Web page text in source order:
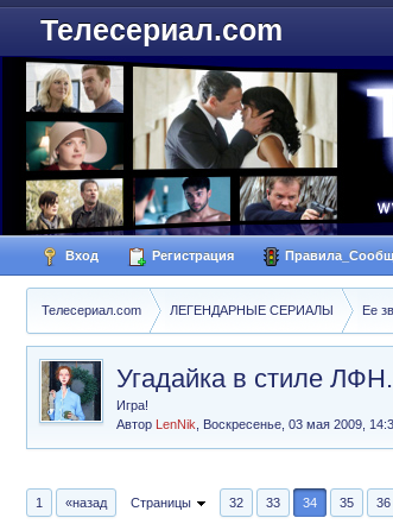
Телесериал.com
Вход Регистрация
Телесериал.com ЛЕГЕНДАРНЫЕ СЕРИАЛЫ Ее
Угадайка в стиле ЛФН.
Игра!
Автор LenNik Воскресенье, 03 мая 2009,
1 «назад Страницы 32 33 34 35 36